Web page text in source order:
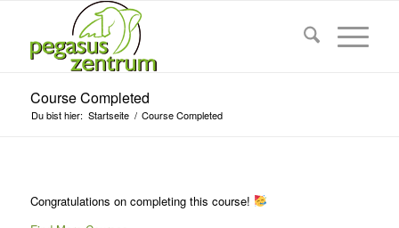
Course Completed
Du bist hier: Startseite / Course Completed
Congratulations on completing this course!